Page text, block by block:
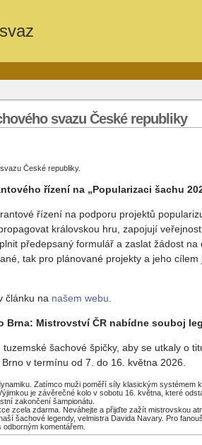
svazu České republiky
České republiky.
řízení na „Popularizaci šachu
řízení na podporu projektů
královskou hru, zapojují
předepsaný formulář a zaslat žádost
tak pro plánované projekty a jeho
článku na našem webu
Brna: Mistrovství ČR nabídne souboj
šachové špičky, aby se utkaly o
v termínu od 7. do 16. května 2026.
Zatímco muži poměří síly klasickým
je závěrečné kolo v sobotu 16. května, které
zakončení šampionátu.
zcela zdarma. Neváhejte a přijďte zažít mistrovskou
šachové legendy, velmistra Davida Navary. Pro
komentářem.